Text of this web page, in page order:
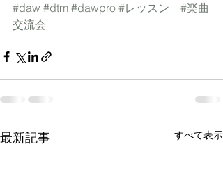
#daw #dtm #dawpro #レッスン
#楽曲
交流会
最新記事 すべて表示